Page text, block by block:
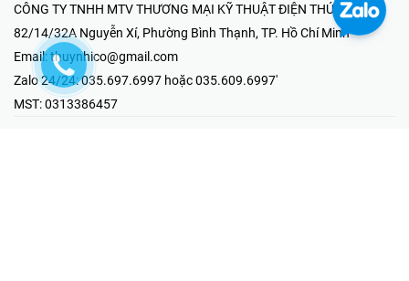
CÔNG TY TNHH MTV THƯƠNG MẠI KỸ THUẬT ĐIỆN THÚY NHI
82/14/32A Nguyễn Xí, Phường Bình Thạnh, TP. Hồ Chí Minh
Email: thuynhico@gmail.com
Zalo 24/24:035.697.6997 hoặc 035.609.6997'
MST:0313386457